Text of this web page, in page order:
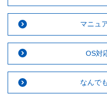
マニュ
OS対
なんで